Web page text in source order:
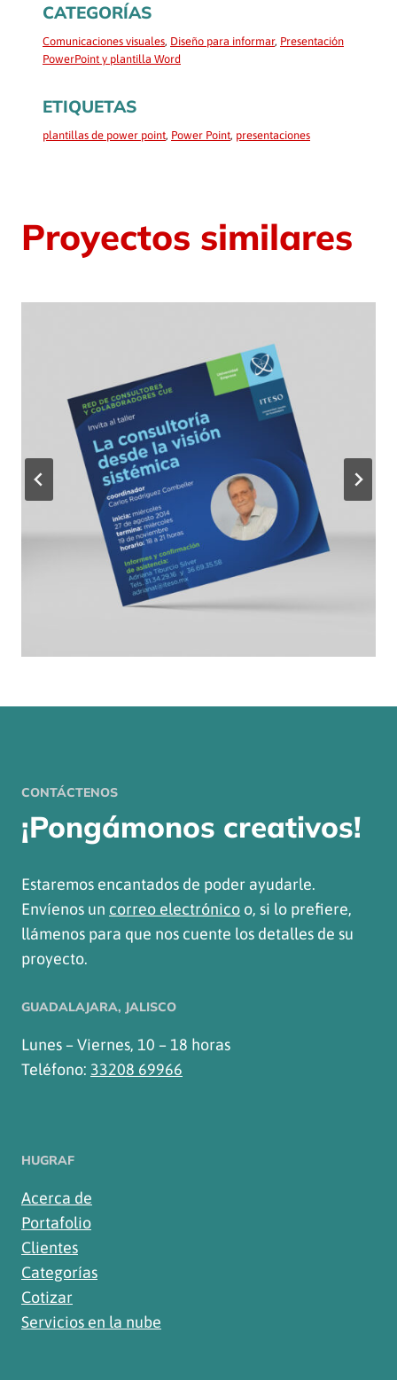
CATEGORÍAS
Comunicaciones visuales, Diseño para informar, Presentación
PowerPoint y plantilla Word
ETIQUETAS
plantillas de power point, Power Point, presentaciones
Proyectos similares
CONTÁCTENOS
¡Pongámonos creativos!
Estaremos encantados de poder ayudarle.
Envíenos un correo electrónico o, si lo prefiere,
llámenos para que nos cuente los detalles de su
proyecto.
GUADALAJARA, JALISCO
Lunes – Viernes, 10 – 18 horas
Teléfono: 33208 69966
HUGRAF
Acerca de
Portafolio
Clientes
Categorías
Cotizar
Servicios en la nube